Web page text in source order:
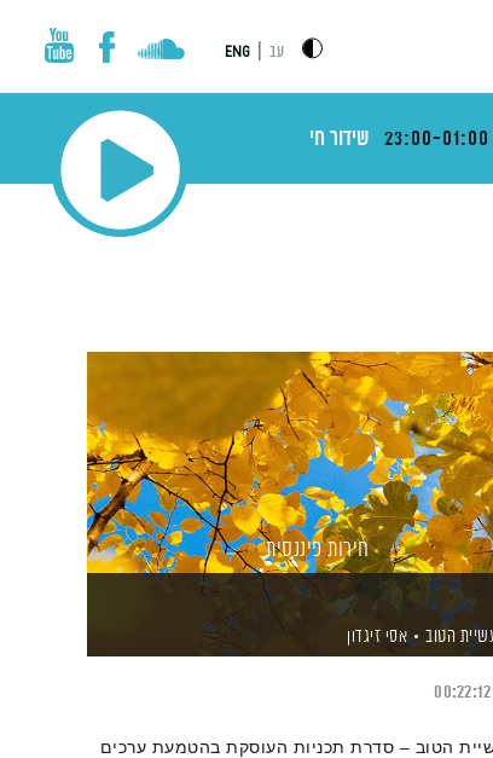
עב ENG
23:00-01:00 שידור חי
חירות פיננסית
הטוב אסי זיגדון
00:22:12
הטוב – סדרת תכניות העוסקת בהטמעת ערכים